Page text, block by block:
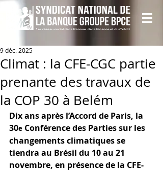
Climat : la CFE-CGC partie
prenante des travaux de
la COP 30 à Belém
9 déc. 2025
Dix ans après l’Accord de Paris, la
30e Conférence des Parties sur les
changements climatiques se
tiendra au Brésil du 10 au 21
novembre, en présence de la CFE-